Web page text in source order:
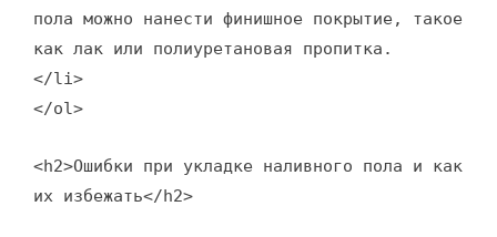
пола можно нанести финишное покрытие, такое
как лак или полиуретановая пропитка.
</li>
</ol>
<h2>Ошибки при укладке наливного пола и как
их избежать</h2>